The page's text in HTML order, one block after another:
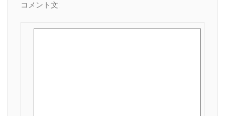
コメント文: